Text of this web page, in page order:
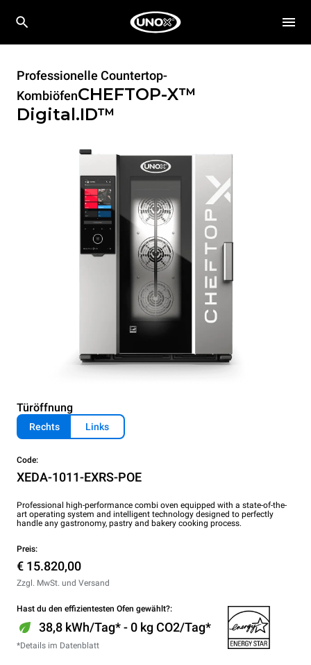
Professionelle Countertop-
KombiöfenCHEFTOP-X™
Digital.ID™
Türöffnung
Rechts Links
Code:
XEDA-1011-EXRS-POE
Professional high-performance combi oven equipped with a state-of-the-
art operating system and intelligent technology designed to perfectly
handle any gastronomy, pastry and bakery cooking process.
Preis:
€ 15.820,00
Zzgl. MwSt. und Versand
Hast du den effizientesten Ofen gewählt?:
38,8 kWh/Tag* - 0 kg CO2/Tag*
*Details im Datenblatt